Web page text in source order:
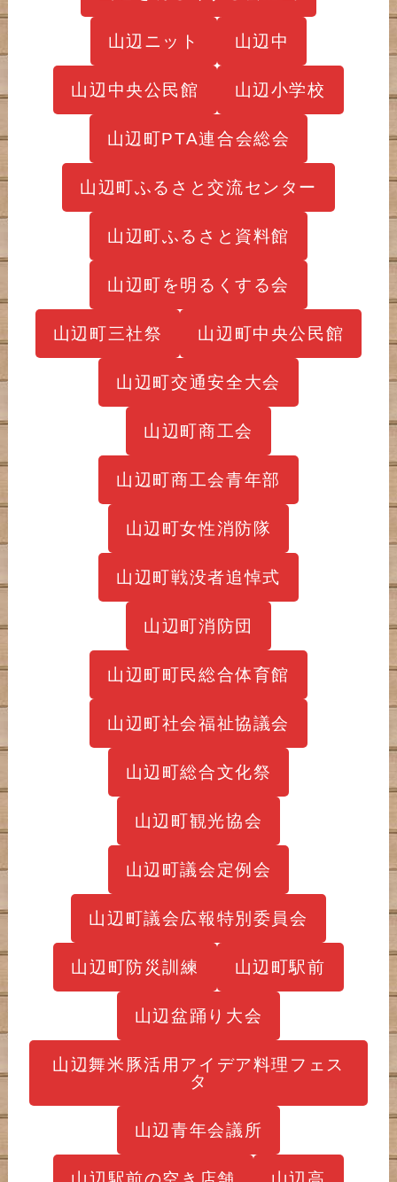
山辺ニット 山辺中
山辺中央公民館 山辺小学校
山辺町PTA連合会総会
山辺町ふるさと交流センター
山辺町ふるさと資料館
山辺町を明るくする会
山辺町三社祭 山辺町中央公民館
山辺町交通安全大会
山辺町商工会
山辺町商工会青年部
山辺町女性消防隊
山辺町戦没者追悼式
山辺町消防団
山辺町町民総合体育館
山辺町社会福祉協議会
山辺町総合文化祭
山辺町観光協会
山辺町議会定例会
山辺町議会広報特別委員会
山辺町防災訓練 山辺町駅前
山辺盆踊り大会
山辺舞米豚活用アイデア料理フェス
タ
山辺青年会議所